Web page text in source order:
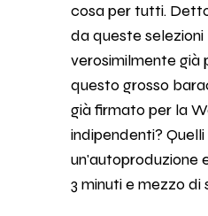
cosa per tutti.
da queste
verosimilmente già
questo grosso
già firmato per la
indipendenti?
un'autoproduzione
3 minuti e mezzo di